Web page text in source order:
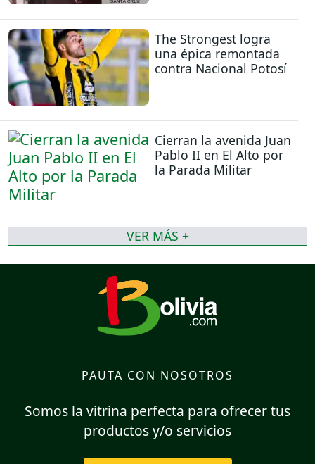
The Strongest logra
una épica remontada
contra Nacional Potosí
Cierran la avenida Juan
Pablo II en El Alto por
la Parada Militar
VER MÁS +
PAUTA CON NOSOTROS
Somos la vitrina perfecta para ofrecer tus
productos y/o servicios